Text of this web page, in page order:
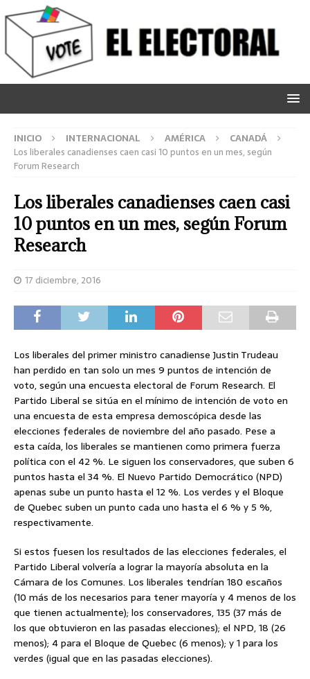
INICIO INTERNACIONAL AMÉRICA
CANADÁ
Los liberales canadienses caen casi 10 puntos en un mes, según
Forum Research
Los liberales canadienses caen casi
10 puntos en un mes, según Forum
Research
17 diciembre, 2016
Los liberales del primer ministro canadiense Justin Trudeau
han perdido en tan solo un mes 9 puntos de intención de
voto, según una encuesta electoral de Forum Research. El
Partido Liberal se sitúa en el mínimo de intención de voto en
una encuesta de esta empresa demoscópica desde las
elecciones federales de noviembre del año pasado. Pese a
esta caída, los liberales se mantienen como primera fuerza
política con el 42 %. Le siguen los conservadores, que suben 6
puntos hasta el 34 %. El Nuevo Partido Democrático (NPD)
apenas sube un punto hasta el 12 %. Los verdes y el Bloque
de Quebec suben un punto cada uno hasta el 6 % y 5 %,
respectivamente.
Si estos fuesen los resultados de las elecciones federales, el
Partido Liberal volvería a lograr la mayoría absoluta en la
Cámara de los Comunes. Los liberales tendrían 180 escaños
(10 más de los necesarios para tener mayoría y 4 menos de los
que tienen actualmente); los conservadores, 135 (37 más de
los que obtuvieron en las pasadas elecciones); el NPD, 18 (26
menos); 4 para el Bloque de Quebec (6 menos); y 1 para los
verdes (igual que en las pasadas elecciones).